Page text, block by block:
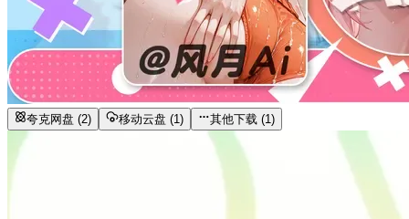
夸克网盘 (2) 移动云盘 (1) 其他下载 (1)